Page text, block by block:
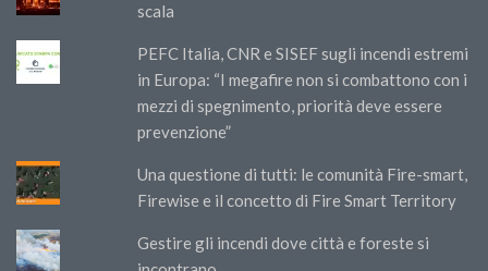
scala
PEFC Italia, CNR e SISEF sugli incendi estremi
in Europa: “I megafire non si combattono con i
mezzi di spegnimento, priorità deve essere
prevenzione”
Una questione di tutti: le comunità Fire-smart,
Firewise e il concetto di Fire Smart Territory
Gestire gli incendi dove città e foreste si